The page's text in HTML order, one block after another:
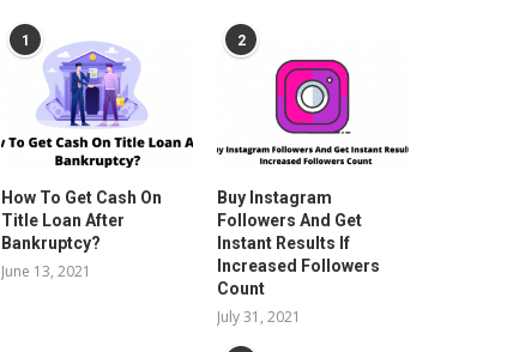
1
How To Get Cash On
Title Loan After
Bankruptcy?
June 13, 2021
2
Buy Instagram
Followers And Get
Instant Results If
Increased Followers
Count
July 31, 2021